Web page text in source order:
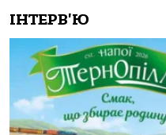
ІНТЕРВ'Ю